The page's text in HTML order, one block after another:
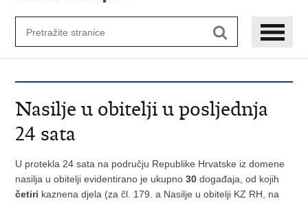
Nasilje u obitelji u posljednja
24 sata
U protekla 24 sata na području Republike Hrvatske iz domene
nasilja u obitelji evidentirano je ukupno30 događaja, od kojih
četiri kaznena djela (za čl. 179. a Nasilje u obitelji KZ RH, na